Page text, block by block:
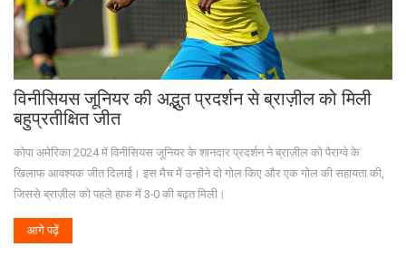
विनीसियस जूनियर की अद्भुत प्रदर्शन से ब्राज़ील को मिली
बहुप्रतीक्षित जीत
कोपा अमेरिका 2024 में विनीसियस जूनियर के शानदार प्रदर्शन ने ब्राज़ील को पैराग्वे के
खिलाफ आवश्यक जीत दिलाई। इस मैच में उन्होंने दो गोल किए और एक गोल की सहायता की,
जिससे ब्राज़ील को पहले हाफ में 3-0 की बढ़त मिली।
आगे पढ़ें